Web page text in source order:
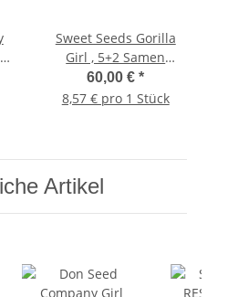
Sweet Seeds Gorilla
Girl , 5+2 Samen
feminisiert
60,00 €*
8,57 € pro 1 Stück
Artikel